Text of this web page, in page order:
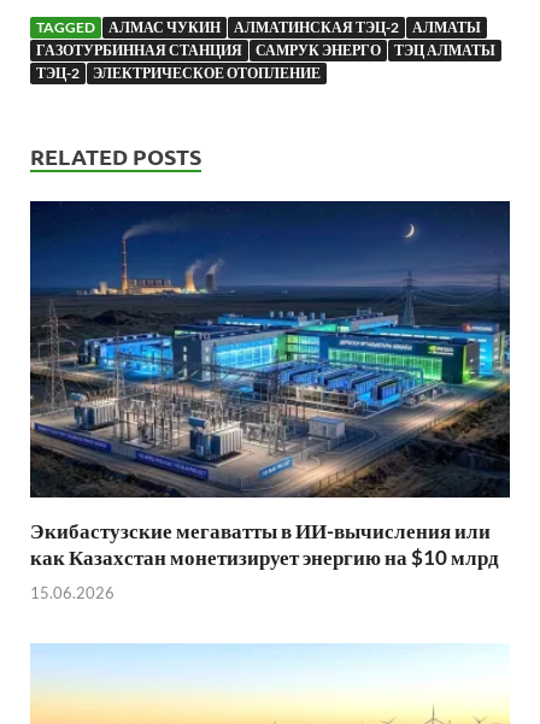
TAGGED АЛМАС ЧУКИН АЛМАТИНСКАЯ ТЭЦ-2
АЛМАТЫ
ГАЗОТУРБИННАЯ СТАНЦИЯ
САМРУК ЭНЕРГО
ТЭЦ АЛМАТЫ
ТЭЦ-2
ЭЛЕКТРИЧЕСКОЕ ОТОПЛЕНИЕ
RELATED POSTS
Экибастузские мегаватты в ИИ-вычисления или
как Казахстан монетизирует энергию на $10 млрд
15.06.2026